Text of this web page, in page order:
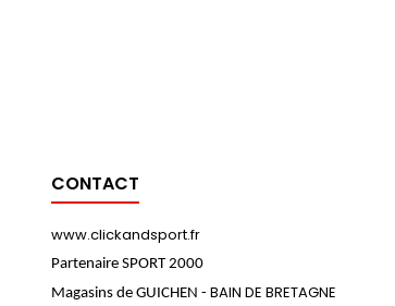
CONTACT
www.clickandsport.fr
Partenaire SPORT 2000
Magasins de GUICHEN - BAIN DE BRETAGNE